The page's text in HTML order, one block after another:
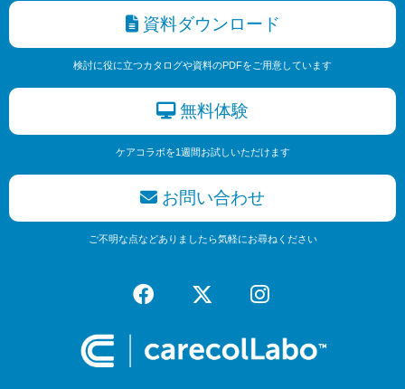
資料ダウンロード
検討に役に立つカタログや資料のPDFをご用意しています
無料体験
ケアコラボを1週間お試しいただけます
お問い合わせ
ご不明な点などありましたら気軽にお尋ねください